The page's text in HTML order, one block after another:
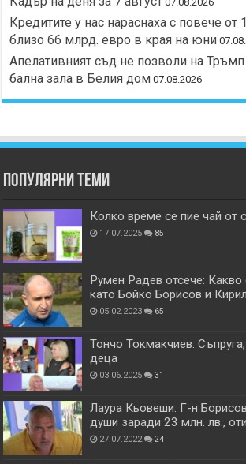
Кредитите у нас нараснаха с повече от
близо 66 млрд. евро в края на юни
Апелативният съд не позволи на Тръмп
бална зала в Белия дом 07.08.2026
Популярни теми
Колко време се пие чай от
17.07.2025 85
Румен Радев отсече: Какво
като Бойко Борисов и
05.02.2023 65
Тончо Токмакчиев:
деца
03.06.2025 31
Лаура Кьовеши: Г-н
души заради 23 млн. лв.,
27.07.2022 24